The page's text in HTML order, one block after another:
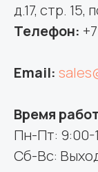
д.17, стр. 15,
Телефон:
Email:
Время
Пн-Пт: 9:00-
Сб-Вс: